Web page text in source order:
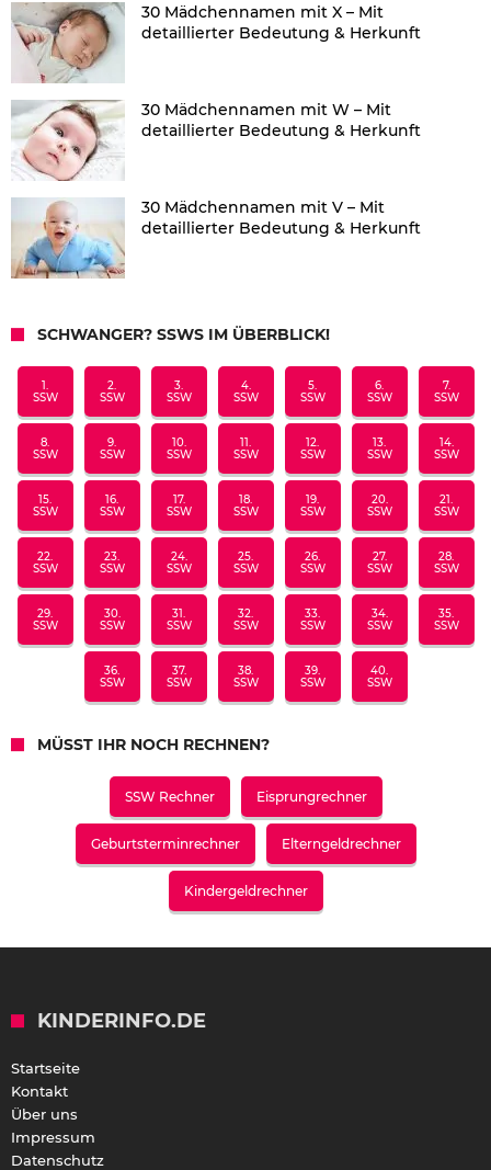
30 Mädchennamen mit X – Mit
detaillierter Bedeutung & Herkunft
30 Mädchennamen mit W – Mit
detaillierter Bedeutung & Herkunft
30 Mädchennamen mit V – Mit
detaillierter Bedeutung & Herkunft
SCHWANGER? SSWS IM ÜBERBLICK!
1.
SSW
2.
SSW
3.
SSW
4.
SSW
5.
SSW
6.
SSW
7.
SSW
8.
SSW
9.
SSW
10.
SSW
11.
SSW
12.
SSW
13.
SSW
14.
SSW
15.
SSW
16.
SSW
17.
SSW
18.
SSW
19.
SSW
20.
SSW
21.
SSW
22.
SSW
23.
SSW
24.
SSW
25.
SSW
26.
SSW
27.
SSW
28.
SSW
29.
SSW
30.
SSW
31.
SSW
32.
SSW
33.
SSW
34.
SSW
35.
SSW
36.
SSW
37.
SSW
38.
SSW
39.
SSW
40.
SSW
MÜSST IHR NOCH RECHNEN?
SSW Rechner Eisprungrechner
Geburtsterminrechner Elterngeldrechner
Kindergeldrechner
KINDERINFO.DE
Startseite
Kontakt
Über uns
Impressum
Datenschutz